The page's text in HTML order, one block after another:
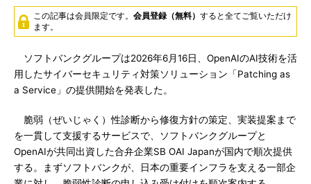
この記事は会員限定です。 会員登録（無料） すると全てご覧いただけ
ます。
ソフトバンクグループは2026年6月16日、OpenAIのAI技術を活
用したサイバーセキュリティ対策ソリューション「Patching as
a Service」の提供開始を発表した。
脆弱（ぜいじゃく）性診断から修復方針の策定、実装提案まで
を一貫して支援するサービスで、ソフトバンクグループと
OpenAIが共同出資した合弁企業SB OAI Japanが国内で順次提供
する。まずソフトバンクが、日本の重要インフラを支える一部企